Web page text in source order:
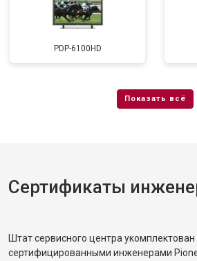
PDP-6100HD
Сертификаты
Штат сервисного центра
сертифицированными инженерами